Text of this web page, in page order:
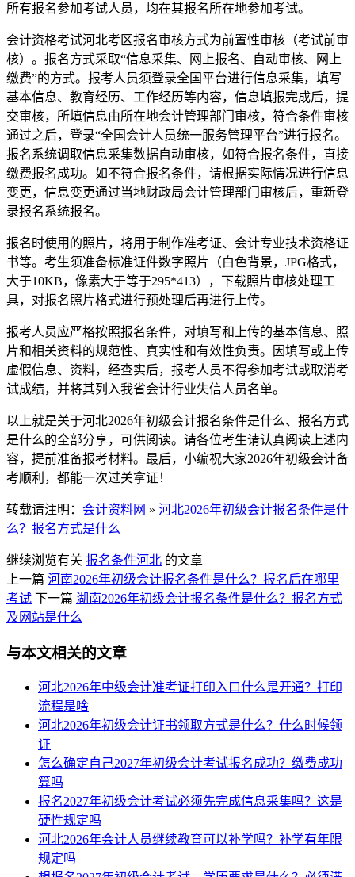
所有报名参加考试人员，均在其报名所在地参加考试。
​会计资格考试河北考区报名审核方式为前置性审核（考试前审
核）。报名方式采取“信息采集、网上报名、自动审核、网上
缴费”的方式。报考人员须登录全国平台进行信息采集，填写
基本信息、教育经历、工作经历等内容，信息填报完成后，提
交审核，所填信息由所在地会计管理部门审核，符合条件审核
通过之后，登录“全国会计人员统一服务管理平台”进行报名。
报名系统调取信息采集数据自动审核，如符合报名条件，直接
缴费报名成功。如不符合报名条件，请根据实际情况进行信息
变更，信息变更通过当地财政局会计管理部门审核后，重新登
录报名系统报名。
报名时使用的照片，将用于制作准考证、会计专业技术资格证
书等。考生须准备标准证件数字照片（白色背景，JPG格式，
大于10KB，像素大于等于295*413），下载照片审核处理工
具，对报名照片格式进行预处理后再进行上传。
报考人员应严格按照报名条件，对填写和上传的基本信息、照
片和相关资料的规范性、真实性和有效性负责。因填写或上传
虚假信息、资料，经查实后，报考人员不得参加考试或取消考
试成绩，并将其列入我省会计行业失信人员名单。
以上就是关于河北2026年初级会计报名条件是什么、报名方式
是什么的全部分享，可供阅读。请各位考生请认真阅读上述内
容，提前准备报考材料。最后，小编祝大家2026年初级会计备
考顺利，都能一次过关拿证！
转载请注明： 会计资料网 » 河北2026年初级会计报名条件是什
么？报名方式是什么
继续浏览有关 报名条件河北 的文章
上一篇 河南2026年初级会计报名条件是什么？报名后在哪里
考试 下一篇 湖南2026年初级会计报名条件是什么？报名方式
及网站是什么
与本文相关的文章
河北2026年中级会计准考证打印入口什么是开通？打印
流程是啥
河北2026年初级会计证书领取方式是什么？什么时候领
证
怎么确定自己2027年初级会计考试报名成功？缴费成功
算吗
报名2027年初级会计考试必须先完成信息采集吗？这是
硬性规定吗
河北2026年会计人员继续教育可以补学吗？补学有年限
规定吗